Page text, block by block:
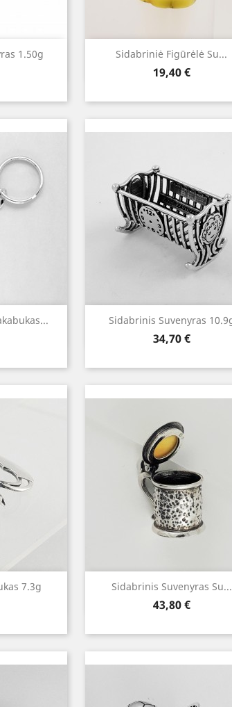
1.50g Sidabriniė Figūrėlė Su...
Kaina
19,40 €
Greita peržiūra
Sidabrinis Suvenyras
Kaina
34,70 €
Greita peržiūra
7.3g Sidabrinis Suvenyras Su...
Kaina
43,80 €
Greita peržiūra